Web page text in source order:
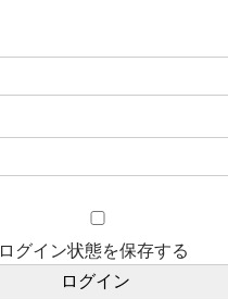
ログイン状態を保存する